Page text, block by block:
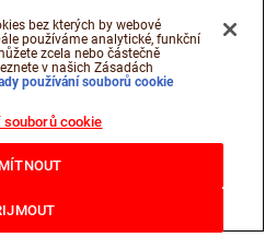
bez kterých by webové
používáme analytické, funkční
zcela nebo částečně
v našich Zásadách
používání souborů cookie
souborů cookie